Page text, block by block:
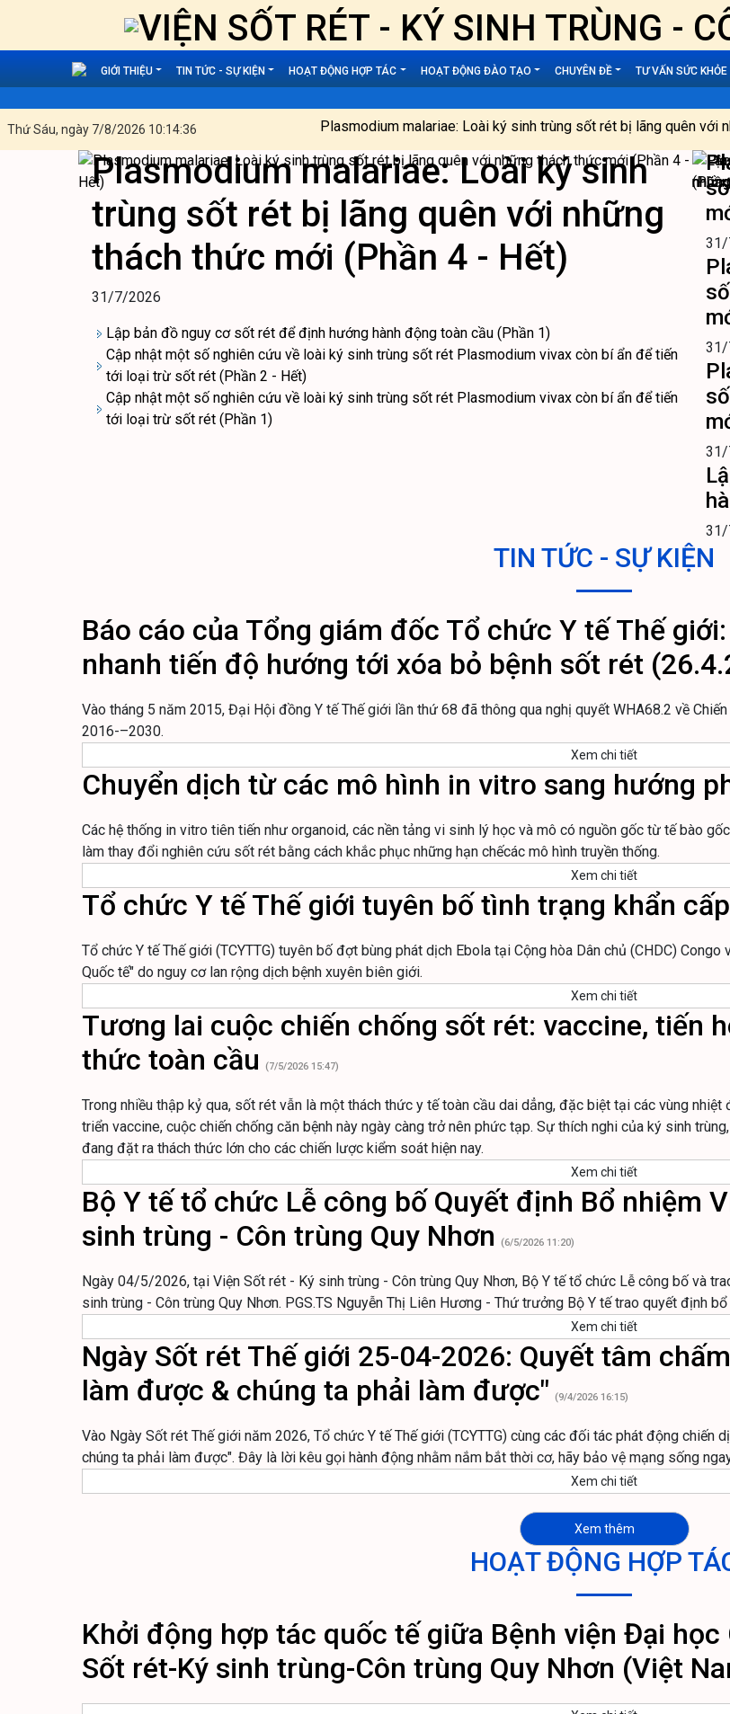
VIỆN SỐT RÉT - KÝ SINH TRÙNG -
GIỚI THIỆU TIN TỨC - SỰ KIỆN HOẠT ĐỘNG HỢP TÁC HOẠT ĐỘNG ĐÀO TẠO CHUYÊN ĐỀ TƯ VẤN SỨC KHỎE
Thứ Sáu, ngày 7/8/2026 10:14:37 Plasmodium malariae: Loài ký sinh trùng sốt rét bị lãng quên với
Plasmodium malariae: Loài ký sinh
trùng sốt rét bị lãng quên với những
thách thức mới (Phần 4 - Hết)
31/7/2026
Lập bản đồ nguy cơ sốt rét để định hướng hành động toàn cầu (Phần 1)
Cập nhật một số nghiên cứu về loài ký sinh trùng sốt rét Plasmodium vivax còn bí ẩn để tiến
tới loại trừ sốt rét (Phần 2 - Hết)
Cập nhật một số nghiên cứu về loài ký sinh trùng sốt rét Plasmodium vivax còn bí ẩn để tiến
tới loại trừ sốt rét (Phần 1)
TIN TỨC - SỰ KIỆN
Báo cáo của Tổng giám đốc Tổ chức Y tế Thế
nhanh tiến độ hướng tới xóa bỏ bệnh sốt rét
Vào tháng 5 năm 2015, Đại Hội đồng Y tế Thế giới lần thứ 68 đã thông qua nghị quyết WHA68.2 về
2016-–2030.
Xem chi tiết
Chuyển dịch từ các mô hình in vitro sang hướng
Các hệ thống in vitro tiên tiến như organoid, các nền tảng vi sinh lý học và mô có nguồn gốc từ tế bào
làm thay đổi nghiên cứu sốt rét bằng cách khắc phục những hạn chếcác mô hình truyền thống.
Xem chi tiết
Tổ chức Y tế Thế giới tuyên bố tình trạng khẩn
Tổ chức Y tế Thế giới (TCYTTG) tuyên bố đợt bùng phát dịch Ebola tại Cộng hòa Dân chủ (CHDC)
Quốc tế" do nguy cơ lan rộng dịch bệnh xuyên biên giới.
Xem chi tiết
Tương lai cuộc chiến chống sốt rét: vaccine, tiến
thức toàn cầu
(7/5/2026 15:47)
Trong nhiều thập kỷ qua, sốt rét vẫn là một thách thức y tế toàn cầu dai dẳng, đặc biệt tại các vùng
triển vaccine, cuộc chiến chống căn bệnh này ngày càng trở nên phức tạp. Sự thích nghi của ký sinh
đang đặt ra thách thức lớn cho các chiến lược kiểm soát hiện nay.
Xem chi tiết
Bộ Y tế tổ chức Lễ công bố Quyết định Bổ nhiệm
sinh trùng - Côn trùng Quy Nhơn
(6/5/2026 11:20)
Ngày 04/5/2026, tại Viện Sốt rét - Ký sinh trùng - Côn trùng Quy Nhơn, Bộ Y tế tổ chức Lễ công bố và
sinh trùng - Côn trùng Quy Nhơn. PGS.TS Nguyễn Thị Liên Hương - Thứ trưởng Bộ Y tế trao quyết định
Xem chi tiết
Ngày Sốt rét Thế giới 25-04-2026: Quyết tâm
làm được & chúng ta phải làm được" (9/4/2026 16:15)
Vào Ngày Sốt rét Thế giới năm 2026, Tổ chức Y tế Thế giới (TCYTTG) cùng các đối tác phát động chiến
chúng ta phải làm được". Đây là lời kêu gọi hành động nhằm nắm bắt thời cơ, hãy bảo vệ mạng sống
Xem chi tiết
Xem thêm
HOẠT ĐỘNG HỢP
Khởi động hợp tác quốc tế giữa Bệnh viện Đại học
Sốt rét-Ký sinh trùng-Côn trùng Quy Nhơn (Việt